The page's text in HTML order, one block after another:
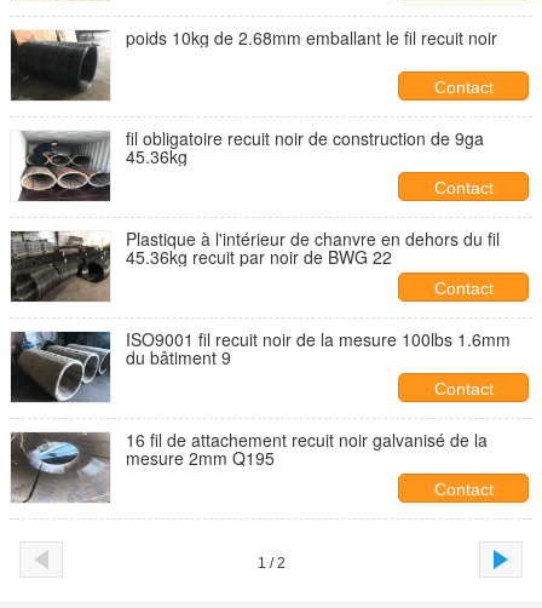
poids 10kg de 2.68mm emballant le fil recuit noir
Contact
fil obligatoire recuit noir de construction de 9ga
45.36kg
Contact
Plastique à l'intérieur de chanvre en dehors du fil
45.36kg recuit par noir de BWG 22
Contact
ISO9001 fil recuit noir de la mesure 100lbs 1.6mm
du bâtiment 9
Contact
16 fil de attachement recuit noir galvanisé de la
mesure 2mm Q195
Contact
1 / 2